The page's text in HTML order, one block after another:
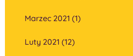
Marzec 2021 (1)
Luty 2021 (12)